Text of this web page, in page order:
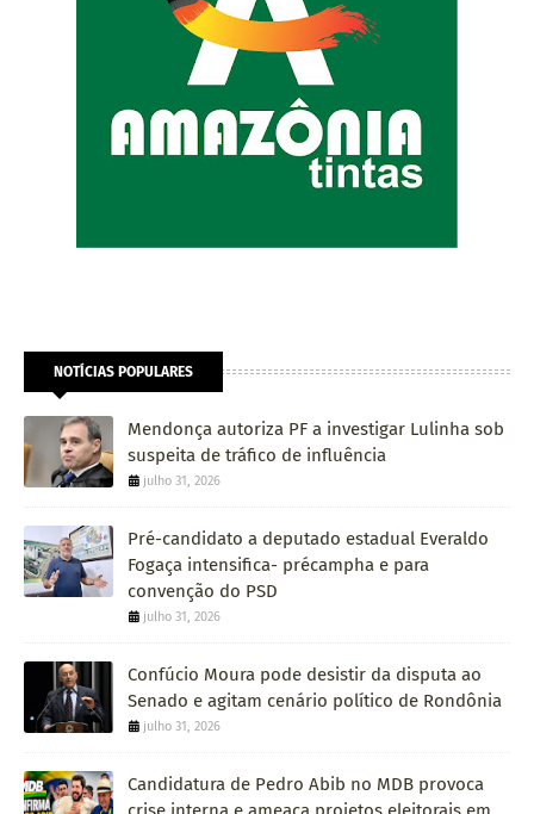
NOTÍCIAS POPULARES
Mendonça autoriza PF a investigar Lulinha sob
suspeita de tráfico de influência
julho 31, 2026
Pré-candidato a deputado estadual Everaldo
Fogaça intensifica- précampha e para
convenção do PSD
julho 31, 2026
Confúcio Moura pode desistir da disputa ao
Senado e agitam cenário político de Rondônia
julho 31, 2026
Candidatura de Pedro Abib no MDB provoca